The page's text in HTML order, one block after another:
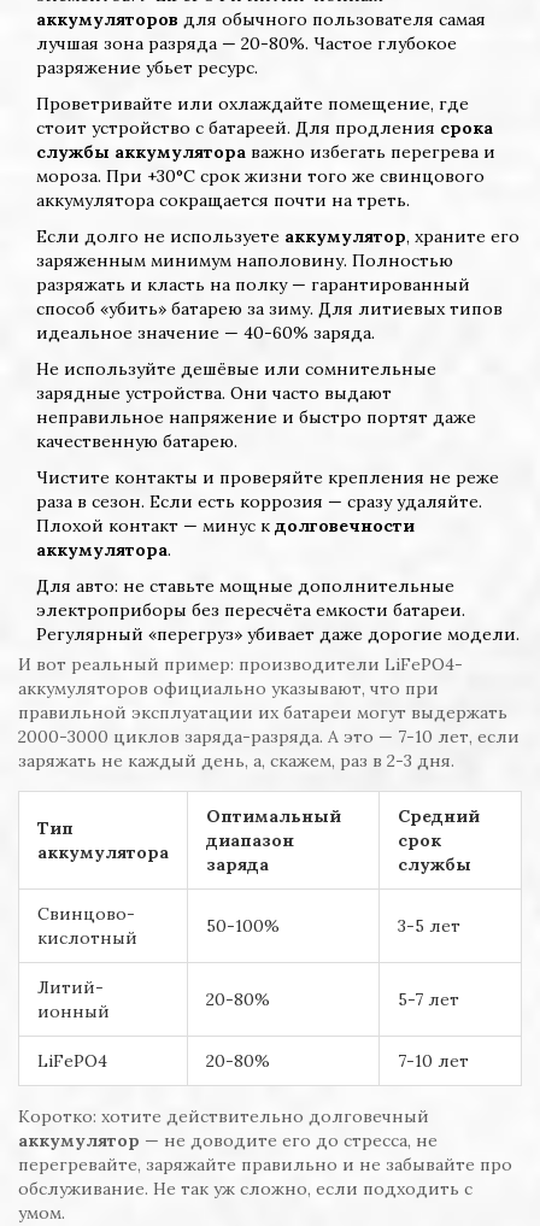
аккумуляторов для обычного пользователя самая
лучшая зона разряда — 20-80%. Частое глубокое
разряжение убьет ресурс.
Проветривайте или охлаждайте помещение, где
стоит устройство с батареей. Для продления срока
службы аккумулятора важно избегать перегрева и
мороза. При +30°C срок жизни того же свинцового
аккумулятора сокращается почти на треть.
Если долго не используете аккумулятор, храните его
заряженным минимум наполовину. Полностью
разряжать и класть на полку — гарантированный
способ «убить» батарею за зиму. Для литиевых типов
идеальное значение — 40-60% заряда.
Не используйте дешёвые или сомнительные
зарядные устройства. Они часто выдают
неправильное напряжение и быстро портят даже
качественную батарею.
Чистите контакты и проверяйте крепления не реже
раза в сезон. Если есть коррозия — сразу удаляйте.
Плохой контакт — минус к долговечности
аккумулятора.
Для авто: не ставьте мощные дополнительные
электроприборы без пересчёта емкости батареи.
Регулярный «перегруз» убивает даже дорогие модели.
И вот реальный пример: производители LiFePO4-
аккумуляторов официально указывают, что при
правильной эксплуатации их батареи могут выдержать
2000-3000 циклов заряда-разряда. А это — 7-10 лет, если
заряжать не каждый день, а, скажем, раз в 2-3 дня.
Тип
аккумулятора
Оптимальный
диапазон
заряда
Средний
срок
службы
Свинцово-
кислотный
50-100% 3-5 лет
Литий-
ионный
20-80% 5-7 лет
LiFePO4 20-80% 7-10 лет
Коротко: хотите действительно долговечный
аккумулятор — не доводите его до стресса, не
перегревайте, заряжайте правильно и не забывайте про
обслуживание. Не так уж сложно, если подходить с
умом.